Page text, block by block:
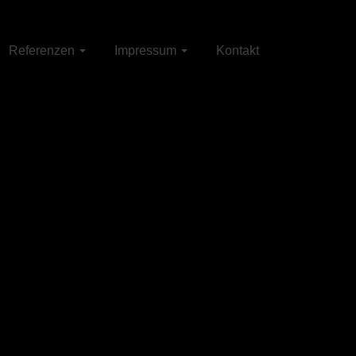
Referenzen Impressum Kontakt